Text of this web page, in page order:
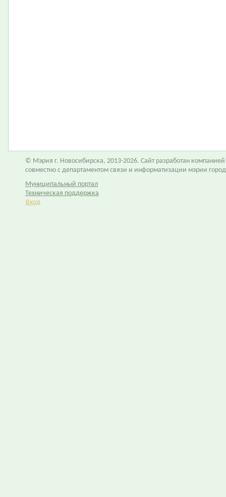
© Мэрия г. Новосибирска, 2013-2026. Сайт разработан компанией
совместно с департаментом связи и информатизации мэрии
Муниципальный портал
Техническая поддержка
Вход